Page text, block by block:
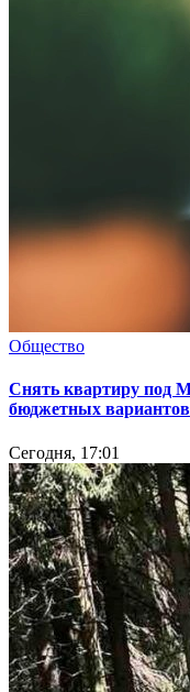
Общество
Снять квартиру под
бюджетных вариантов
Сегодня, 17:01